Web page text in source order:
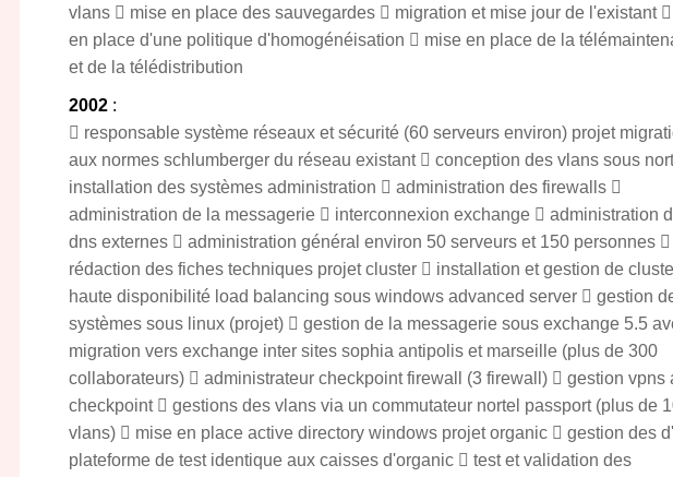
vlans  mise en place des sauvegardes  migration et mise jour de l'existant
en place d'une politique d'homogénéisation  mise en place de la
et de la télédistribution
2002 :
 responsable système réseaux et sécurité (60 serveurs environ) projet
aux normes schlumberger du réseau existant  conception des vlans sous
installation des systèmes administration  administration des firewalls 
administration de la messagerie  interconnexion exchange  administration
dns externes  administration général environ 50 serveurs et 150 personnes 
rédaction des fiches techniques projet cluster  installation et gestion de
haute disponibilité load balancing sous windows advanced server  gestion
systèmes sous linux (projet)  gestion de la messagerie sous exchange 5.5
migration vers exchange inter sites sophia antipolis et marseille (plus de 300
collaborateurs)  administrateur checkpoint firewall (3 firewall)  gestion vpns
checkpoint  gestions des vlans via un commutateur nortel passport (plus de
vlans)  mise en place active directory windows projet organic  gestion des
plateforme de test identique aux caisses d'organic  test et validation des